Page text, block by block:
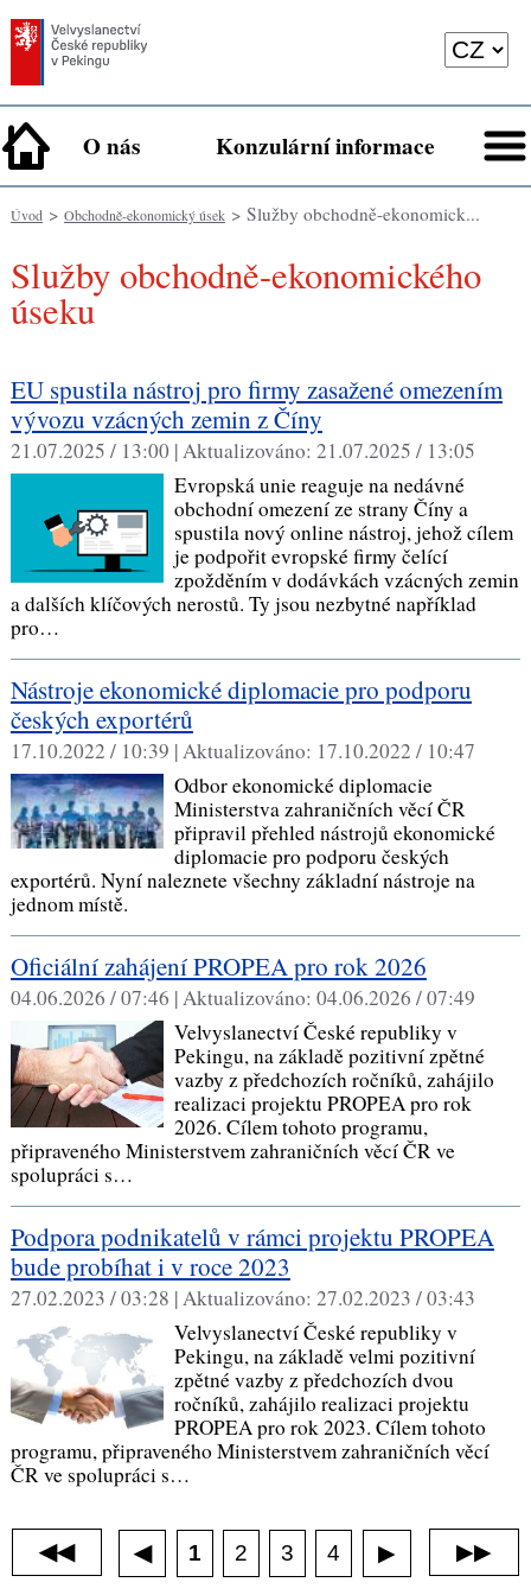
O nás Konzulární informace
Úvod> Obchodně-ekonomický úsek> Služby obchodně-ekonomick...
Služby obchodně-ekonomického
úseku
EU spustila nástroj pro firmy zasažené omezením
vývozu vzácných zemin z Číny
21.07.2025 / 13:00 |Aktualizováno: 21.07.2025 / 13:05
Evropská unie reaguje na nedávné
obchodní omezení ze strany Číny a
spustila nový online nástroj, jehož cílem
je podpořit evropské firmy čelící
zpožděním v dodávkách vzácných zemin
a dalších klíčových nerostů. Ty jsou nezbytné například
pro…
Nástroje ekonomické diplomacie pro podporu
českých exportérů
17.10.2022 / 10:39 |Aktualizováno: 17.10.2022 / 10:47
Odbor ekonomické diplomacie
Ministerstva zahraničních věcí ČR
připravil přehled nástrojů ekonomické
diplomacie pro podporu českých
exportérů. Nyní naleznete všechny základní nástroje na
jednom místě.
Oficiální zahájení PROPEA pro rok 2026
04.06.2026 / 07:46 |Aktualizováno: 04.06.2026 / 07:49
Velvyslanectví České republiky v
Pekingu, na základě pozitivní zpětné
vazby z předchozích ročníků, zahájilo
realizaci projektu PROPEA pro rok
2026. Cílem tohoto programu,
připraveného Ministerstvem zahraničních věcí ČR ve
spolupráci s…
Podpora podnikatelů v rámci projektu PROPEA
bude probíhat i v roce 2023
27.02.2023 / 03:28 |Aktualizováno: 27.02.2023 / 03:43
Velvyslanectví České republiky v
Pekingu, na základě velmi pozitivní
zpětné vazby z předchozích dvou
ročníků, zahájilo realizaci projektu
PROPEA pro rok 2023. Cílem tohoto
programu, připraveného Ministerstvem zahraničních věcí
ČR ve spolupráci s…
◀◀ ◀ 1 2 3 4 ▶ ▶▶